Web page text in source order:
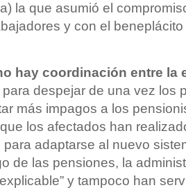
la que asumió el
y con el
hay coordinación entre la
para despejar de una vez los
más impagos a los
los afectados han
para adaptarse al nuevo
de las pensiones, la
y tampoco han